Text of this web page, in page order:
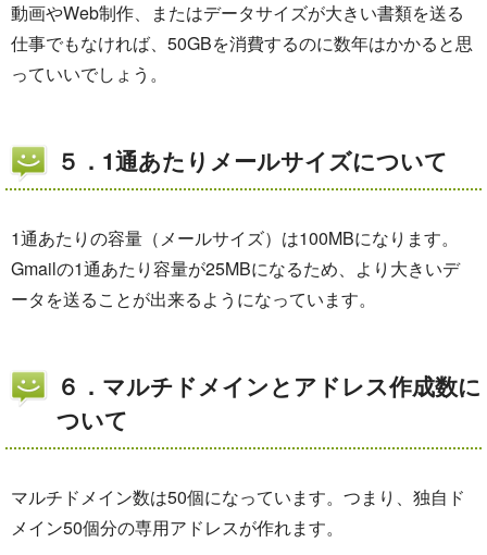
動画やWeb制作、またはデータサイズが大きい書類を送る
仕事でもなければ、50GBを消費するのに数年はかかると思
っていいでしょう。
５．1通あたりメールサイズについて
1通あたりの容量（メールサイズ）は100MBになります。
Gmailの1通あたり容量が25MBになるため、より大きいデ
ータを送ることが出来るようになっています。
６．マルチドメインとアドレス作成数に
ついて
マルチドメイン数は50個になっています。つまり、独自ド
メイン50個分の専用アドレスが作れます。